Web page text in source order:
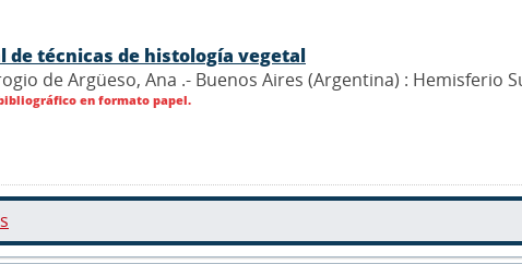
de técnicas de histología vegetal
de Argüeso, Ana .- Buenos Aires (Argentina) : Hemisferio
en formato papel.